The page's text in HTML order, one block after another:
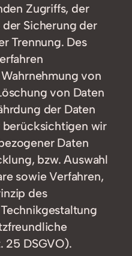
Zugriffs, der
Sicherung der
Trennung. Des
von
von Daten
der Daten
berücksichtigen wir
Daten
bzw. Auswahl
sowie Verfahren,
des
25 DSGVO).